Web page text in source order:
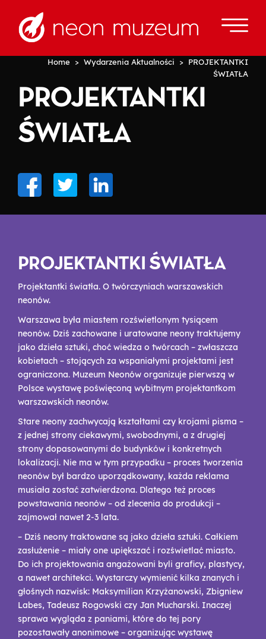
Home > Wydarzenia Aktualności > PROJEKTANTKI
ŚWIATŁA
PROJEKTANTKI
ŚWIATŁA
PROJEKTANTKI ŚWIATŁA
Projektantki światła. O twórczyniach warszawskich
neonów.
Warszawa była miastem rozświetlonym tysiącem
neonów. Dziś zachowane i uratowane neony traktujemy
jako dzieła sztuki, choć wiedza o twórcach – zwłaszcza
kobietach – stojących za wspaniałymi projektami jest
ograniczona. Muzeum Neonów organizuje pierwszą w
Polsce wystawę poświęconą wybitnym projektantkom
warszawskich neonów.
Stare neony zachwycają kształtami czy krojami pisma –
z jednej strony ciekawymi, swobodnymi, a z drugiej
strony dopasowanymi do budynków i konkretnych
lokalizacji. Nie ma w tym przypadku – proces tworzenia
neonów był bardzo uporządkowany, każda reklama
musiała zostać zatwierdzona. Dlatego też proces
powstawania neonów – od zlecenia do produkcji –
zajmował nawet 2-3 lata.
– Dziś neony traktowane są jako dzieła sztuki. Całkiem
zasłużenie – miały one upiększać i rozświetlać miasto.
Do ich projektowania angażowani byli graficy, plastycy,
a nawet architekci. Wystarczy wymienić kilka znanych i
głośnych nazwisk: Maksymilian Krzyżanowski, Zbigniew
Labes, Tadeusz Rogowski czy Jan Mucharski. Inaczej
sprawa wygląda z paniami, które do tej pory
pozostawały anonimowe – organizując wystawę